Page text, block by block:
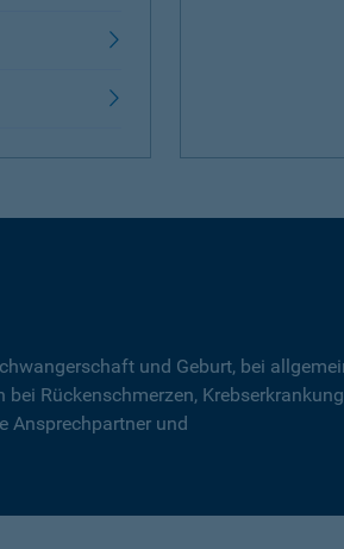
und Geburt, bei
Rückenschmerzen,
Ansprechpartner und